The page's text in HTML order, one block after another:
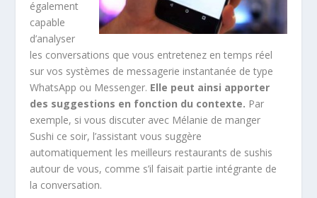
également
capable
d’analyser
les conversations que vous entretenez en temps réel
sur vos systèmes de messagerie instantanée de type
WhatsApp ou Messenger. Elle peut ainsi apporter
des suggestions en fonction du contexte. Par
exemple, si vous discuter avec Mélanie de manger
Sushi ce soir, l’assistant vous suggère
automatiquement les meilleurs restaurants de sushis
autour de vous, comme s’il faisait partie intégrante de
la conversation.